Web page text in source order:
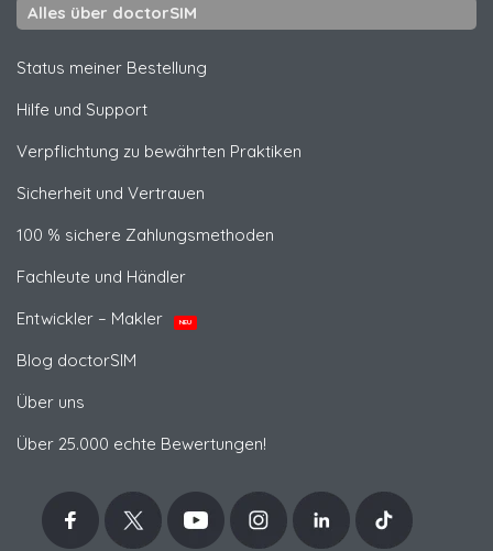
Alles über doctorSIM
Status meiner Bestellung
Hilfe und Support
Verpflichtung zu bewährten Praktiken
Sicherheit und Vertrauen
100 % sichere Zahlungsmethoden
Fachleute und Händler
Entwickler – Makler
NEU
Blog doctorSIM
Über uns
Über 25.000 echte Bewertungen!